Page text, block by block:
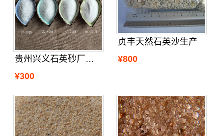
贵州兴义石英砂厂家哪里卖和生产
¥300
贞丰天然石英沙生产
¥800